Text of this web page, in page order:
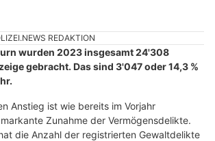
REDAKTION
wurden 2023 insgesamt 24'308
gebracht. Das sind 3'047 oder 14,3 %
Anstieg ist wie bereits im Vorjahr
Zunahme der Vermögensdelikte.
die Anzahl der registrierten Gewaltdelikte